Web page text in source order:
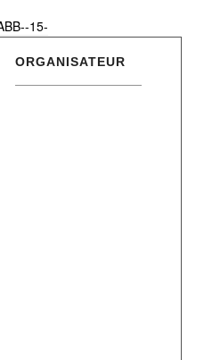
ORGANISATEUR